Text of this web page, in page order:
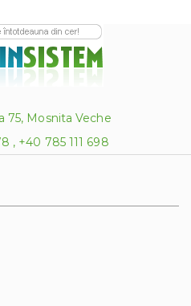
75, Mosnita Veche
, +40 785 111 698